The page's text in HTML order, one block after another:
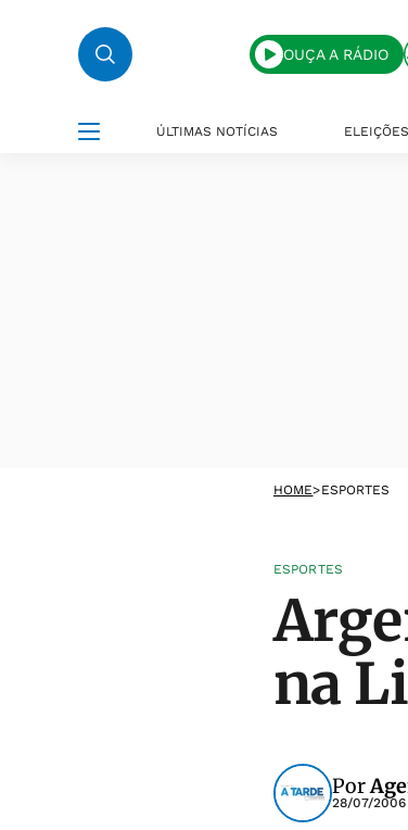
OUÇA A RÁDIO
ÚLTIMAS NOTÍCIAS
HOME>ESPORTES
ESPORTES
na
Por
28/07/2006